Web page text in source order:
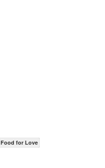
Food for Love